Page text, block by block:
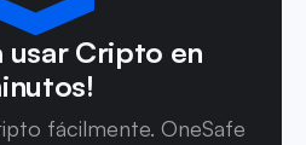
usar Cripto en
fácilmente. OneSafe